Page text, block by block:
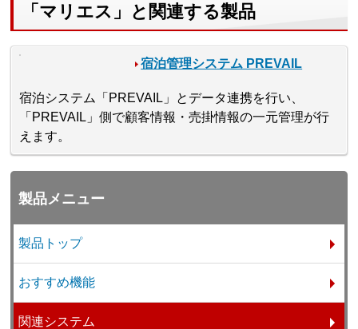
「マリエス」と関連する製品
宿泊管理システム PREVAIL
宿泊システム「PREVAIL」とデータ連携を行い、
「PREVAIL」側で顧客情報・売掛情報の一元管理が行
えます。
製品メニュー
製品トップ
おすすめ機能
関連システム